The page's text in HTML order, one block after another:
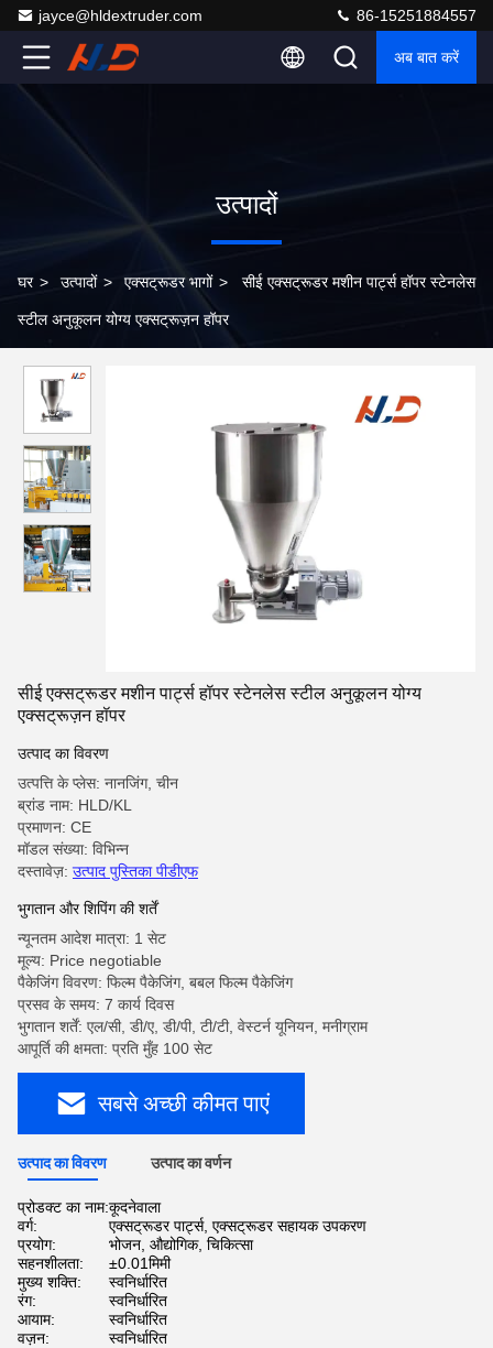
jayce@hldextruder.com 86-15251884557
अब बात करें
उत्पादों
घर > उत्पादों > एक्सट्रूडर भागों > सीई एक्सट्रूडर मशीन पार्ट्स हॉपर स्टेनलेस
स्टील अनुकूलन योग्य एक्सट्रूज़न हॉपर
सीई एक्सट्रूडर मशीन पार्ट्स हॉपर स्टेनलेस स्टील अनुकूलन योग्य
एक्सट्रूज़न हॉपर
उत्पाद का विवरण
उत्पत्ति के प्लेस: नानजिंग, चीन
ब्रांड नाम: HLD/KL
प्रमाणन: CE
मॉडल संख्या: विभिन्न
दस्तावेज़: उत्पाद पुस्तिका पीडीएफ
भुगतान और शिपिंग की शर्तें
न्यूनतम आदेश मात्रा: 1 सेट
मूल्य: Price negotiable
पैकेजिंग विवरण: फिल्म पैकेजिंग, बबल फिल्म पैकेजिंग
प्रसव के समय: 7 कार्य दिवस
भुगतान शर्तें: एल/सी, डी/ए, डी/पी, टी/टी, वेस्टर्न यूनियन, मनीग्राम
आपूर्ति की क्षमता: प्रति मुँह 100 सेट
सबसे अच्छी कीमत पाएं
उत्पाद का विवरण उत्पाद का वर्णन
प्रोडक्ट का नाम:कूदनेवाला
वर्ग:
एक्सट्रूडर पार्ट्स, एक्सट्रूडर सहायक उपकरण
प्रयोग:
भोजन, औद्योगिक, चिकित्सा
सहनशीलता:
±0.01मिमी
मुख्य शक्ति:
स्वनिर्धारित
रंग:
स्वनिर्धारित
आयाम:
स्वनिर्धारित
वज़न:
स्वनिर्धारित